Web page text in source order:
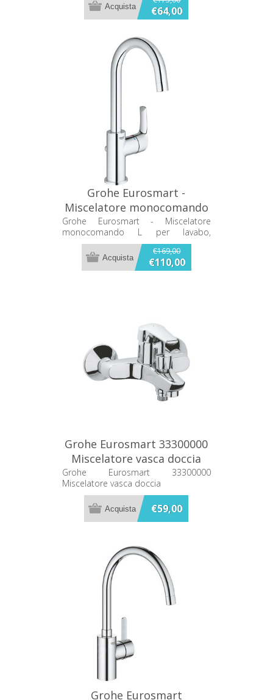
€64,00
Grohe Eurosmart -
Miscelatore monocomando
L per lavabo, cromato
23537002
Grohe Eurosmart - Miscelatore
monocomando L per lavabo,
cromato 23537002
€169,00
€110,00
Grohe Eurosmart 33300000
Miscelatore vasca doccia
Grohe Eurosmart 33300000
Miscelatore vasca doccia
€59,00
Grohe Eurosmart